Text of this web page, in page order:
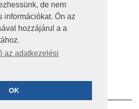
de nem
információkat. Ön az
hozzájárul a a
az adatkezelési
OK